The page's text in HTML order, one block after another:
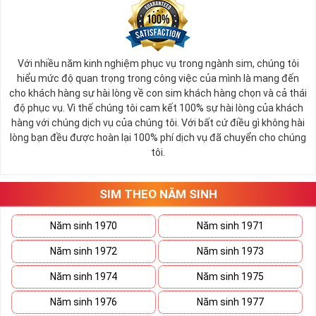
Nếu bạn chưa chọn được địa chỉ ưng ý có thể tham khảo địa
:Danh Sách Sim Số Đẹp
Mobifone Giảm Giá
Lý Do Bạn Nên Chọn Sim Mobifone
Có nhiều lý do mà người dùng nên chọn sim số đẹp Mobifone
1. Đa dạng lựa chọn: Mobifone cung cấp một loạt các số
đẹp với các dãy số 6789, 1234, 5678, 6868, 68686, 686868...
2 Thương hiệu đáng tin cậy:Mobifone là một trong những
nhà mạng lớn và uy tín nhất tại Việt Nam, đã hoạt động lâu
năm và được nhiều người tin dùng.
3. Dịch vụ chất lượng:
Mobifone mang đến cho người dùng
dịch vụ chất lượng, mạng ổn định và tốc độ truy cập nhanh.
Điều này giúp người dùng có trải nghiệm tốt và thuận lợi
trong việc liên lạc và sử dụng dịch vụ di động.
Với nhiều năm kinh nghiệm phục vụ trong ngành sim, chúng tôi
hiểu mức độ quan trọng trong công việc của mình là mang đến
cho khách hàng sự hài lòng về con sim khách hàng chọn và cả thái
độ phục vụ. Vì thế chúng tôi cam kết 100% sự hài lòng của khách
hàng với chúng dịch vụ của chúng tôi. Với bất cứ điều gì không hài
lòng bạn đều được hoàn lại 100% phí dịch vụ đã chuyển cho chúng
tôi.
SIM THEO NĂM SINH
Năm sinh 1970 Năm sinh 1971
Năm sinh 1972 Năm sinh 1973
Năm sinh 1974 Năm sinh 1975
Năm sinh 1976 Năm sinh 1977